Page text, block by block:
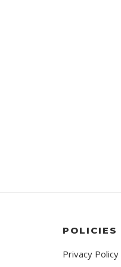
POLICIES
Privacy Policy